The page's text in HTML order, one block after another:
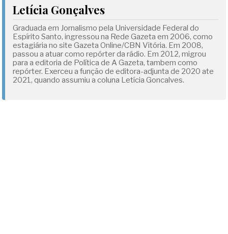
Letícia Gonçalves
Graduada em Jornalismo pela Universidade Federal do
Espírito Santo, ingressou na Rede Gazeta em 2006, como
estagiária no site Gazeta Online/CBN Vitória. Em 2008,
passou a atuar como repórter da rádio. Em 2012, migrou
para a editoria de Política de A Gazeta, tambem como
repórter. Exerceu a função de editora-adjunta de 2020 ate
2021, quando assumiu a coluna Letícia Goncalves.